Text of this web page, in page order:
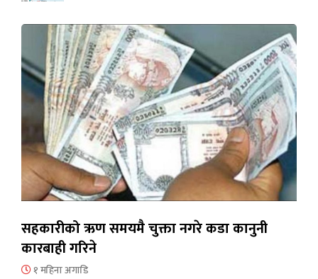
सहकारीको ऋण समयमै चुक्ता नगरे कडा कानुनी
कारबाही गरिने
१ महिना अगाडि